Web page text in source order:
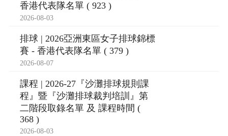
香港代表隊名單 ( 923 )
2026-08-03
排球 | 2026亞洲東區女子排球錦標
賽 - 香港代表隊名單 ( 379 )
2026-08-07
課程 | 2026-27『沙灘排球規則課
程』暨『沙灘排球裁判培訓』第
二階段取錄名單 及 課程時間 (
368 )
2026-08-03